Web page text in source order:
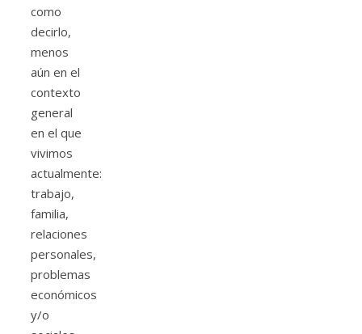
como
decirlo,
menos
aún en el
contexto
general
en el que
vivimos
actualmente:
trabajo,
familia,
relaciones
personales,
problemas
económicos
y/o